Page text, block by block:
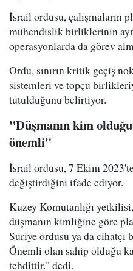
İsrail ordusu, çalışmaların
mühendislik birliklerinin
operasyonlarda da görev
Ordu, sınırın kritik geçiş
sistemleri ve topçu
tutulduğunu belirtiyor.
"Düşmanın kim
önemli"
İsrail ordusu, 7 Ekim
değiştirdiğini ifade ediyor.
Kuzey Komutanlığı
düşmanın kimliğine göre
Suriye ordusu ya da cihatçı
Önemli olan sahip olduğu
tehdittir." dedi.